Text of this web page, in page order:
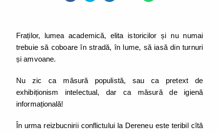
Fraților, lumea academică, elita istoricilor și nu numai
trebuie să coboare în stradă, în lume, să iasă din turnuri
și amvoane.
Nu zic ca măsură populistă, sau ca pretext de
exhibiționism intelectual, dar ca măsură de igienă
informațională!
În urma reizbucnirii conflictului la Dereneu este teribil cîtă